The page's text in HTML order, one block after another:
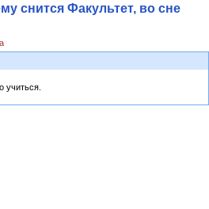
снится Факультет, во сне
учиться.